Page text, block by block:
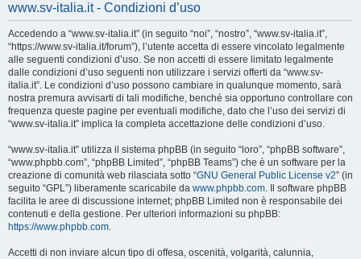
www.sv-italia.it - Condizioni d’uso
Accedendo a “www.sv-italia.it” (in seguito “noi”, “nostro”, “www.sv-italia.it”,
“https://www.sv-italia.it/forum”), l’utente accetta di essere vincolato legalmente
alle seguenti condizioni d’uso. Se non accetti di essere limitato legalmente
dalle condizioni d’uso seguenti non utilizzare i servizi offerti da “www.sv-
italia.it”. Le condizioni d’uso possono cambiare in qualunque momento, sarà
nostra premura avvisarti di tali modifiche, benché sia opportuno controllare con
frequenza queste pagine per eventuali modifiche, dato che l’uso dei servizi di
“www.sv-italia.it” implica la completa accettazione delle condizioni d’uso.
“www.sv-italia.it” utilizza il sistema phpBB (in seguito “loro”, “phpBB software”,
“www.phpbb.com”, “phpBB Limited”, “phpBB Teams”) che è un software per la
creazione di comunità web rilasciata sotto “GNU General Public License v2” (in
seguito “GPL”) liberamente scaricabile da www.phpbb.com. Il software phpBB
facilita le aree di discussione internet; phpBB Limited non è responsabile dei
contenuti e della gestione. Per ulteriori informazioni su phpBB:
https://www.phpbb.com.
Accetti di non inviare alcun tipo di offesa, oscenità, volgarità, calunnia,